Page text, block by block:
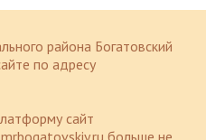
района Богатовский
по адресу
сайт
больше не